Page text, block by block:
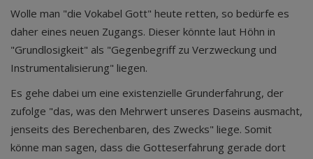
Wolle man "die Vokabel Gott" heute retten, so bedürfe es
daher eines neuen Zugangs. Dieser könnte laut Höhn in
"Grundlosigkeit" als "Gegenbegriff zu Verzweckung und
Instrumentalisierung" liegen.
Es gehe dabei um eine existenzielle Grunderfahrung, der
zufolge "das, was den Mehrwert unseres Daseins ausmacht,
jenseits des Berechenbaren, des Zwecks" liege. Somit
könne man sagen, dass die Gotteserfahrung gerade dort